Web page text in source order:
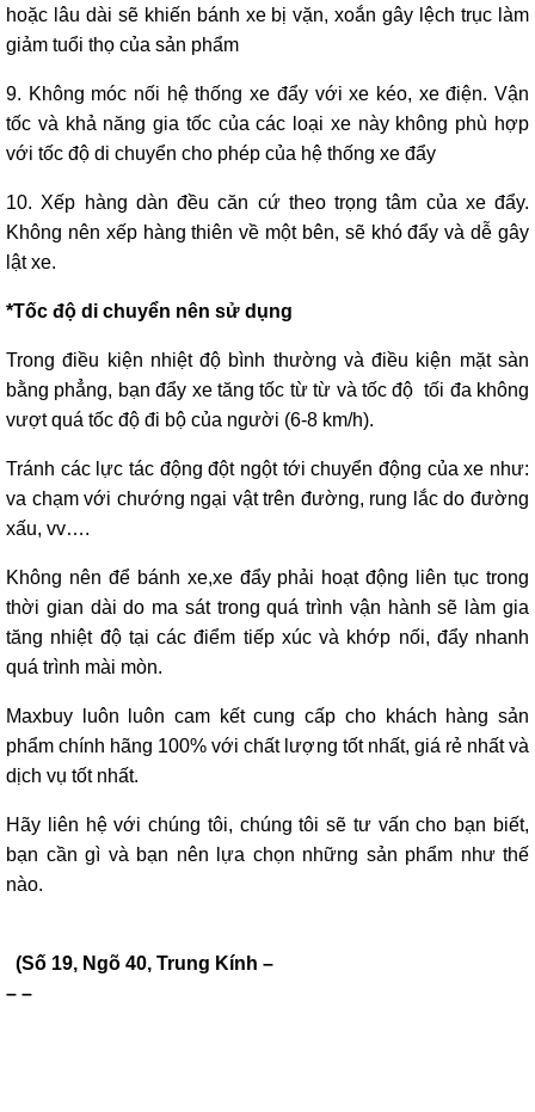
hoặc lâu dài sẽ khiến bánh xe bị vặn, xoắn gây lệch trục làm
giảm tuổi thọ của sản phẩm
9. Không móc nối hệ thống xe đẩy với xe kéo, xe điện. Vận
tốc và khả năng gia tốc của các loại xe này không phù hợp
với tốc độ di chuyển cho phép của hệ thống xe đẩy
10. Xếp hàng dàn đều căn cứ theo trọng tâm của xe đẩy.
Không nên xếp hàng thiên về một bên, sẽ khó đẩy và dễ gây
lật xe.
*Tốc độ di chuyển nên sử dụng
Trong điều kiện nhiệt độ bình thường và điều kiện mặt sàn
bằng phẳng, bạn đẩy xe tăng tốc từ từ và tốc độ tối đa không
vượt quá tốc độ đi bộ của người (6-8 km/h).
Tránh các lực tác động đột ngột tới chuyển động của xe như:
va chạm với chướng ngại vật trên đường, rung lắc do đường
xấu, vv….
Không nên để bánh xe,xe đẩy phải hoạt động liên tục trong
thời gian dài do ma sát trong quá trình vận hành sẽ làm gia
tăng nhiệt độ tại các điểm tiếp xúc và khớp nối, đẩy nhanh
quá trình mài mòn.
Maxbuy luôn luôn cam kết cung cấp cho khách hàng sản
phẩm chính hãng 100% với chất lượng tốt nhất, giá rẻ nhất và
dịch vụ tốt nhất.
Hãy liên hệ với chúng tôi, chúng tôi sẽ tư vấn cho bạn biết,
bạn cần gì và bạn nên lựa chọn những sản phẩm như thế
nào.
(Số 19, Ngõ 40, Trung Kính –
– –